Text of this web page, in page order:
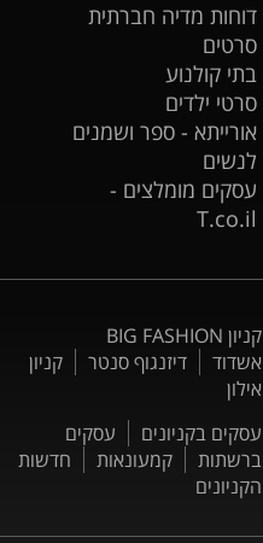
דוחות מדיה חברתית
סרטים
בתי קולנוע
סרטי ילדים
אורייתא - ספר ושמנים
לנשים
עסקים מומלצים -
T.co.il
קניון BIG FASHION
אשדוד
דיזנגוף סנטר
קניון
אילון
עסקים בקניונים
עסקים
ברשתות
קמעונאות
חדשות
הקניונים